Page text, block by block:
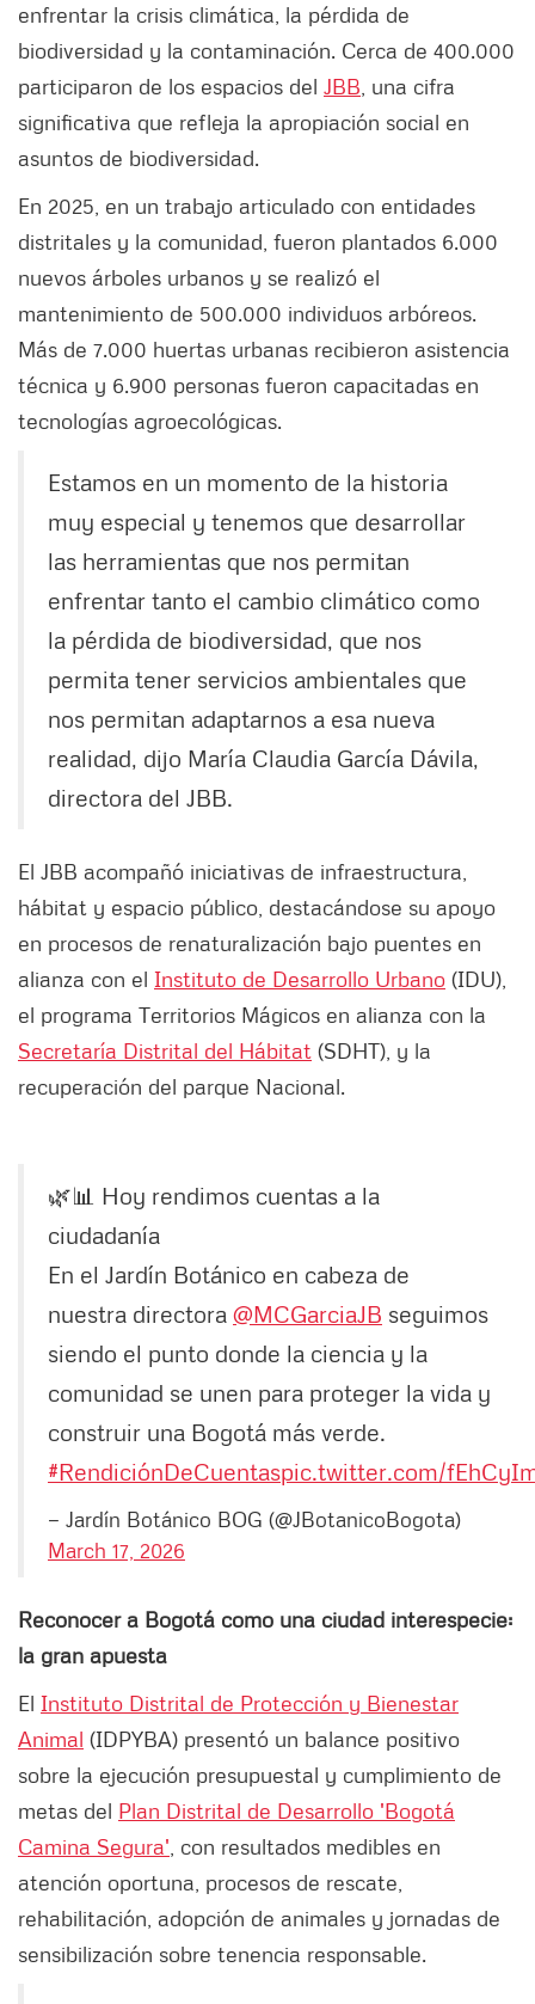
enfrentar la crisis climática, la pérdida de
biodiversidad y la contaminación. Cerca de 400.000
participaron de los espacios del JBB , una cifra
significativa que refleja la apropiación social en
asuntos de biodiversidad.
En 2025, en un trabajo articulado con entidades
distritales y la comunidad, fueron plantados 6.000
nuevos árboles urbanos y se realizó el
mantenimiento de 500.000 individuos arbóreos.
Más de 7.000 huertas urbanas recibieron asistencia
técnica y 6.900 personas fueron capacitadas en
tecnologías agroecológicas.
Estamos en un momento de la historia
muy especial y tenemos que desarrollar
las herramientas que nos permitan
enfrentar tanto el cambio climático como
la pérdida de biodiversidad, que nos
permita tener servicios ambientales que
nos permitan adaptarnos a esa nueva
realidad, dijo María Claudia García Dávila,
directora del JBB.
El JBB acompañó iniciativas de infraestructura,
hábitat y espacio público, destacándose su apoyo
en procesos de renaturalización bajo puentes en
alianza con el Instituto de Desarrollo Urbano (IDU),
el programa Territorios Mágicos en alianza con la
Secretaría Distrital del Hábitat (SDHT), y la
recuperación del parque Nacional.
🌿📊 Hoy rendimos cuentas a la
ciudadanía
En el Jardín Botánico en cabeza de
nuestra directora @MCGarciaJB seguimos
siendo el punto donde la ciencia y la
comunidad se unen para proteger la vida y
construir una Bogotá más verde.
#RendiciónDeCuentaspic.twitter.com/
— Jardín Botánico BOG (@JBotanicoBogota)
March 17, 2026
Reconocer a Bogotá como una ciudad interespecie:
la gran apuesta
El Instituto Distrital de Protección y Bienestar
Animal (IDPYBA) presentó un balance positivo
sobre la ejecución presupuestal y cumplimiento de
metas del Plan Distrital de Desarrollo 'Bogotá
Camina Segura' , con resultados medibles en
atención oportuna, procesos de rescate,
rehabilitación, adopción de animales y jornadas de
sensibilización sobre tenencia responsable.